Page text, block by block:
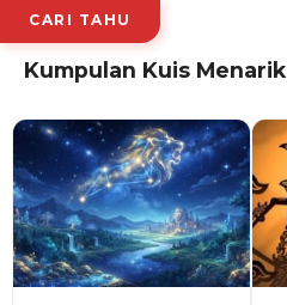
CARI TAHU
Kumpulan Kuis Menarik